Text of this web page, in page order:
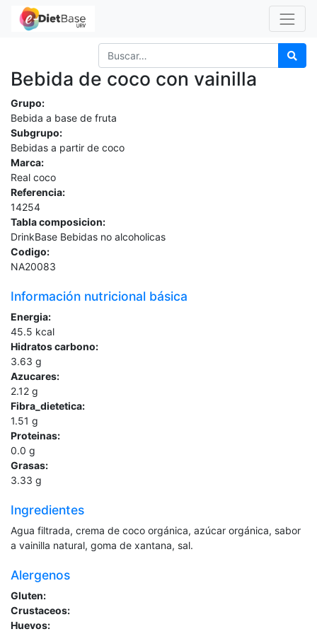
Bebida de coco con vainilla
Grupo:
Bebida a base de fruta
Subgrupo:
Bebidas a partir de coco
Marca:
Real coco
Referencia:
14254
Tabla composicion:
DrinkBase Bebidas no alcoholicas
Codigo:
NA20083
Información nutricional básica
Energia:
45.5 kcal
Hidratos carbono:
3.63 g
Azucares:
2.12 g
Fibra_dietetica:
1.51 g
Proteinas:
0.0 g
Grasas:
3.33 g
Ingredientes
Agua filtrada, crema de coco orgánica, azúcar orgánica, sabor
a vainilla natural, goma de xantana, sal.
Alergenos
Gluten:
Crustaceos:
Huevos: